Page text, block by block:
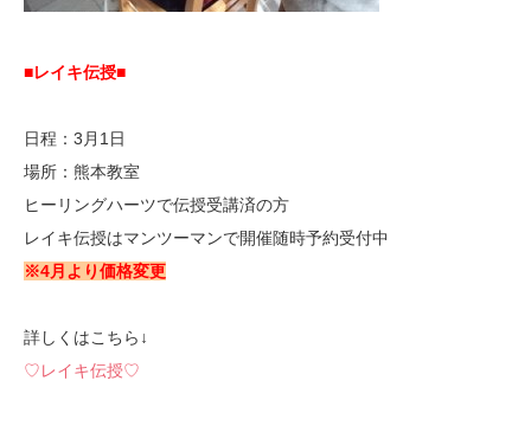
■レイキ伝授■
日程：3月1日
場所：熊本教室
ヒーリングハーツで伝授受講済の方
レイキ伝授はマンツーマンで開催随時予約受付中
※4月より価格変更
詳しくはこちら↓
♡レイキ伝授♡